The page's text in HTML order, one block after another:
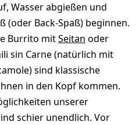
Wasser abgießen und
(oder Back-Spaß) beginnen.
Burrito mitSeitan oder
sin Carne (natürlich mit
sind klassische
in den Kopf kommen.
unserer
schier unendlich. Vor